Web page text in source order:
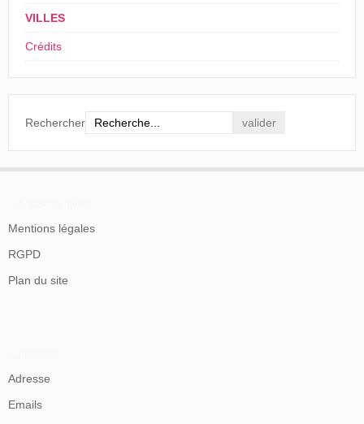
VILLES
Crédits
Rechercher
Mentions légales
RGPD
Plan du site
Adresse
Emails